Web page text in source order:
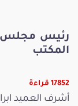
رئيس مجلس
المكتب
17852 قراءة
أشرف العميد